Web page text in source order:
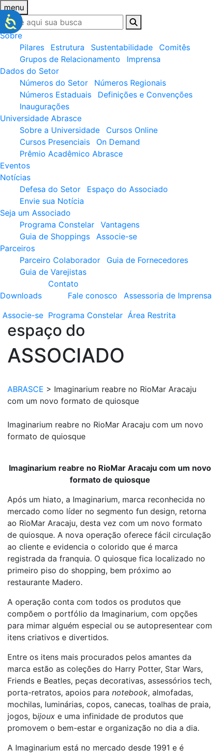
menu
Sobre
Pilares
Estrutura Sustentabilidade
Comitês
Grupos de Relacionamento
Imprensa
Dados do Setor
Números do Setor
Números Regionais
Números Estaduais
Definições e Convenções
Inaugurações
Universidade Abrasce
Sobre a Universidade
Cursos Online
Cursos Presenciais
On Demand
Prêmio Acadêmico Abrasce
Eventos
Notícias
Defesa do Setor
Espaço do Associado
Envie sua Notícia
Seja um Associado
Programa Constelar
Vantagens
Guia de Shoppings
Associe-se
Parceiros
Parceiro Colaborador
Guia de Fornecedores
Guia de Varejistas
Downloads
Contato
Fale conosco
Assessoria de Imprensa
Associe-se Programa Constelar Área Restrita
espaço do
ASSOCIADO
ABRASCE > Imaginarium reabre no RioMar Aracaju
com um novo formato de quiosque
Imaginarium reabre no RioMar Aracaju com um novo
formato de quiosque
Imaginarium reabre no RioMar Aracaju com um novo
formato de quiosque
Após um hiato, a Imaginarium, marca reconhecida no
mercado como líder no segmento fun design, retorna
ao RioMar Aracaju, desta vez com um novo formato
de quiosque. A nova operação oferece fácil circulação
ao cliente e evidencia o colorido que é marca
registrada da franquia. O quiosque fica localizado no
primeiro piso do shopping, bem próximo ao
restaurante Madero.
A operação conta com todos os produtos que
compõem o portfólio da Imaginarium, com opções
para mimar alguém especial ou se autopresentear com
itens criativos e divertidos.
Entre os itens mais procurados pelos amantes da
marca estão as coleções do Harry Potter, Star Wars,
Friends e Beatles, peças decorativas, assessórios tech,
porta-retratos, apoios para notebook, almofadas,
mochilas, luminárias, copos, canecas, toalhas de praia,
jogos, bijoux e uma infinidade de produtos que
promovem o bem-estar e organização no dia a dia.
A Imaginarium está no mercado desde 1991 e é